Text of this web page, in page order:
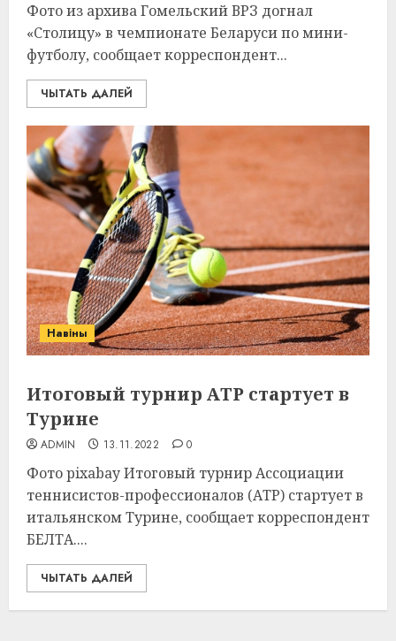
Фото из архива Гомельский ВРЗ догнал
«Столицу» в чемпионате Беларуси по мини-
футболу, сообщает корреспондент...
ЧЫТАТЬ ДАЛЕЙ
Навіны
Итоговый турнир АТР стартует в
Турине
ADMIN 13.11.2022 0
Фото pixabay Итоговый турнир Ассоциации
теннисистов-профессионалов (АТР) стартует в
итальянском Турине, сообщает корреспондент
БЕЛТА....
ЧЫТАТЬ ДАЛЕЙ